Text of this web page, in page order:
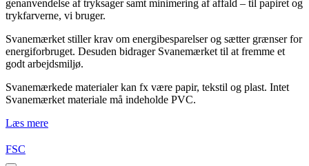
genanvendelse af tryksager samt minimering af affald – til papiret og
trykfarverne, vi bruger.
Svanemærket stiller krav om energibesparelser og sætter grænser for
energiforbruget. Desuden bidrager Svanemærket til at fremme et
godt arbejdsmiljø.
Svanemærkede materialer kan fx være papir, tekstil og plast. Intet
Svanemærket materiale må indeholde PVC.
Læs mere
FSC